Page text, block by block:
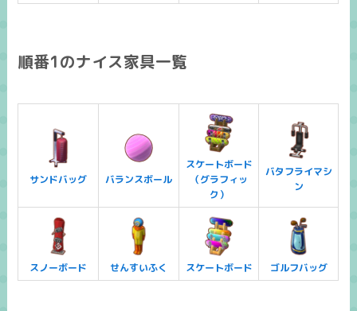
順番1のナイス家具一覧
サンドバッグ バランスボール
スケートボード
（グラフィッ
ク）
バタフライマシ
ン
スノーボード せんすいふく スケートボード ゴルフバッグ